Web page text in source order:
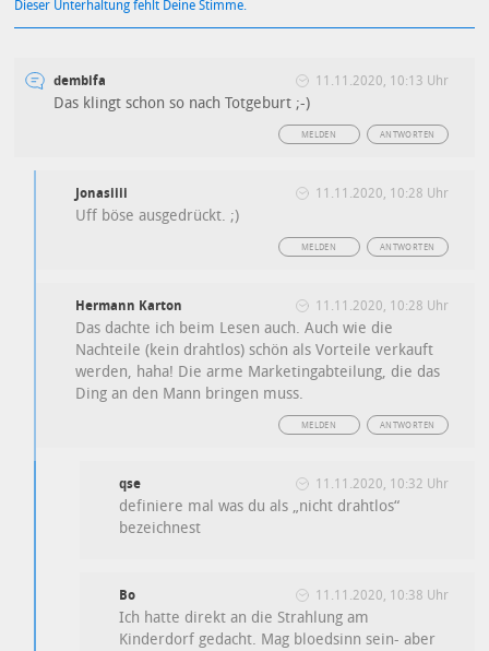
Dieser Unterhaltung fehlt Deine Stimme.
dembifa 11.11.2020, 10:13 Uhr
Das klingt schon so nach Totgeburt ;-)
ANTWORTEN
MELDEN
Jonasiiii 11.11.2020, 10:28 Uhr
Uff böse ausgedrückt. ;)
ANTWORTEN
MELDEN
Hermann Karton 11.11.2020, 10:28 Uhr
Das dachte ich beim Lesen auch. Auch wie die
Nachteile (kein drahtlos) schön als Vorteile verkauft
werden, haha! Die arme Marketingabteilung, die das
Ding an den Mann bringen muss.
ANTWORTEN
MELDEN
qse 11.11.2020, 10:32 Uhr
definiere mal was du als „nicht drahtlos“
bezeichnest
Bo 11.11.2020, 10:38 Uhr
Ich hatte direkt an die Strahlung am
Kinderdorf gedacht. Mag bloedsinn sein- aber